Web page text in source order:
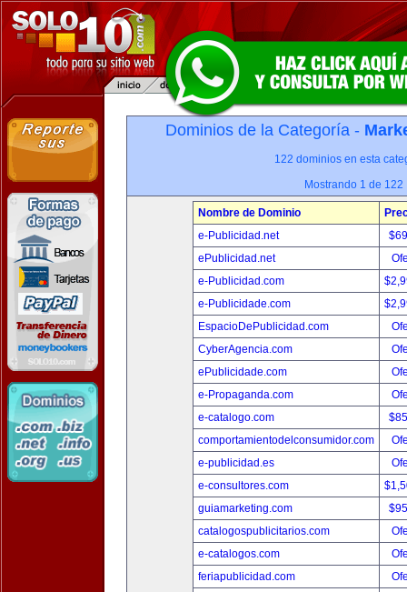
Dominios de la Categoría -
122 dominios en esta
Mostrando 1 de 122
Nombre de Dominio
e-Publicidad.net
ePublicidad.net
e-Publicidad.com
e-Publicidade.com
EspacioDePublicidad.com
CyberAgencia.com
ePublicidade.com
e-Propaganda.com
e-catalogo.com
comportamientodelconsumidor.com
e-publicidad.es
e-consultores.com
guiamarketing.com
catalogospublicitarios.com
e-catalogos.com
feriapublicidad.com